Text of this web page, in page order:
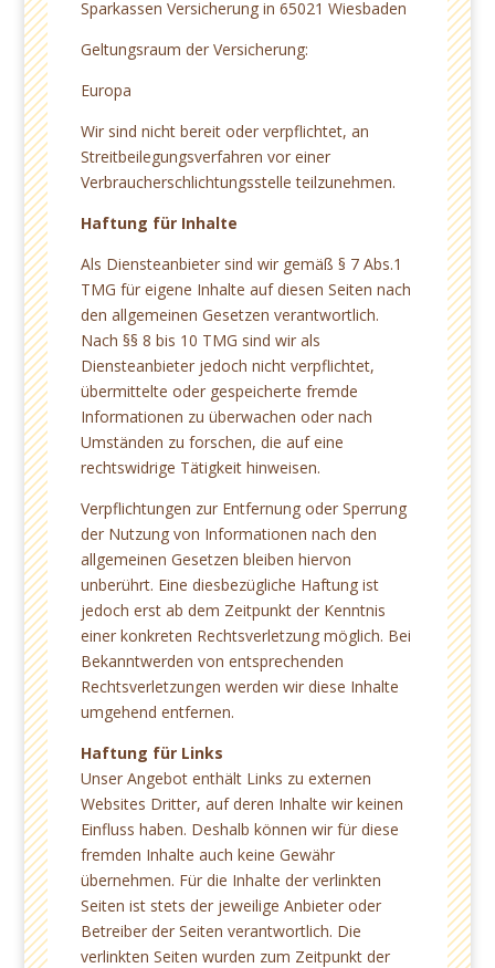
Sparkassen Versicherung in 65021 Wiesbaden
Geltungsraum der Versicherung:
Europa
Wir sind nicht bereit oder verpflichtet, an
Streitbeilegungsverfahren vor einer
Verbraucherschlichtungsstelle teilzunehmen.
Haftung für Inhalte
Als Diensteanbieter sind wir gemäß § 7 Abs.1
TMG für eigene Inhalte auf diesen Seiten nach
den allgemeinen Gesetzen verantwortlich.
Nach §§ 8 bis 10 TMG sind wir als
Diensteanbieter jedoch nicht verpflichtet,
übermittelte oder gespeicherte fremde
Informationen zu überwachen oder nach
Umständen zu forschen, die auf eine
rechtswidrige Tätigkeit hinweisen.
Verpflichtungen zur Entfernung oder Sperrung
der Nutzung von Informationen nach den
allgemeinen Gesetzen bleiben hiervon
unberührt. Eine diesbezügliche Haftung ist
jedoch erst ab dem Zeitpunkt der Kenntnis
einer konkreten Rechtsverletzung möglich. Bei
Bekanntwerden von entsprechenden
Rechtsverletzungen werden wir diese Inhalte
umgehend entfernen.
Haftung für Links
Unser Angebot enthält Links zu externen
Websites Dritter, auf deren Inhalte wir keinen
Einfluss haben. Deshalb können wir für diese
fremden Inhalte auch keine Gewähr
übernehmen. Für die Inhalte der verlinkten
Seiten ist stets der jeweilige Anbieter oder
Betreiber der Seiten verantwortlich. Die
verlinkten Seiten wurden zum Zeitpunkt der